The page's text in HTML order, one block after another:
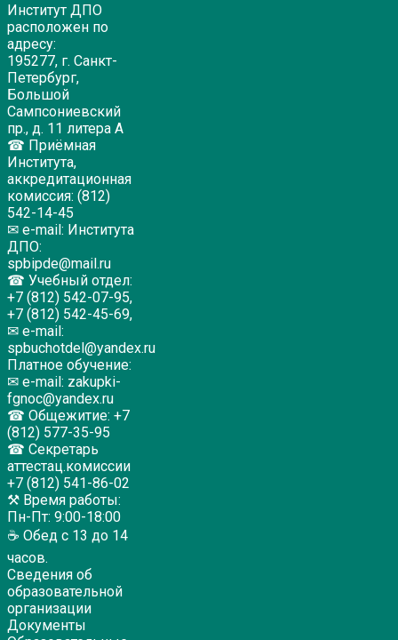
Институт ДПО
расположен по
адресу:
195277, г. Санкт-
Петербург,
Большой
Сампсониевский
пр., д. 11 литера А
☎ Приёмная
Института,
аккредитационная
комиссия: (812)
542-14-45
✉ e-mail: Института
ДПО:
spbipde@mail.ru
☎ Учебный отдел:
+7 (812) 542-07-95,
+7 (812) 542-45-69,
✉ e-mail:
spbuchotdel@yandex.ru
Платное обучение:
✉ e-mail: zakupki-
fgnoc@yandex.ru
☎ Общежитие: +7
(812) 577-35-95
☎ Секретарь
аттестац.комиссии
+7 (812) 541-86-02
⚒ Время работы:
Пн-Пт: 9:00-18:00
☕ Обед с 13 до 14
часов.
Сведения об
образовательной
организации
Документы